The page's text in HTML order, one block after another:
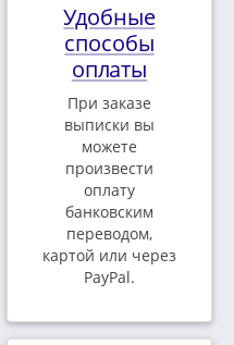
Удобные
способы
оплаты
При заказе
выписки вы
можете
произвести
оплату
банковским
переводом,
картой или через
PayPal.